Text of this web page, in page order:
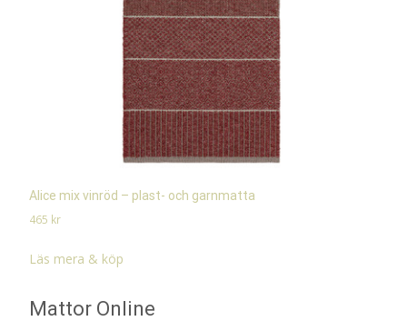
Alice mix vinröd – plast- och garnmatta
465 kr
Läs mera & köp
Mattor Online